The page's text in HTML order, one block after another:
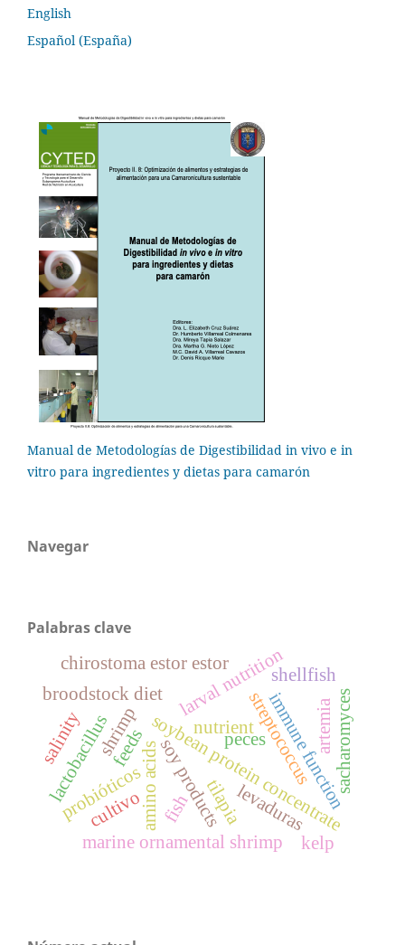
English
Español (España)
Manual de Metodologías de Digestibilidad in vivo e in
vitro para ingredientes y dietas para camarón
Navegar
Palabras clave
soy products
soybean protein concentrate
shrimp
amino acids fish
nutrient immune function
broodstock diet larval nutrition
marine ornamental shrimp
probióticos tilapia
streptococcus
lactobacillus sacharomyces
chirostoma estor estor
salinity
levaduras
peces
shellfish
feeds artemia
cultivo
kelp